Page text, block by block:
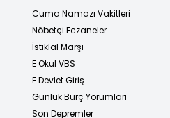
Cuma Namazı Vakitleri
Nöbetçi Eczaneler
İstiklal Marşı
E Okul VBS
E Devlet Giriş
Günlük Burç Yorumları
Son Depremler